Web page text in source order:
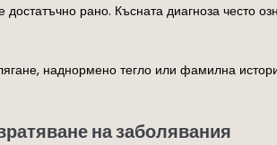
рано. Късната диагноза често
наднормено тегло или фамилна
на заболявания